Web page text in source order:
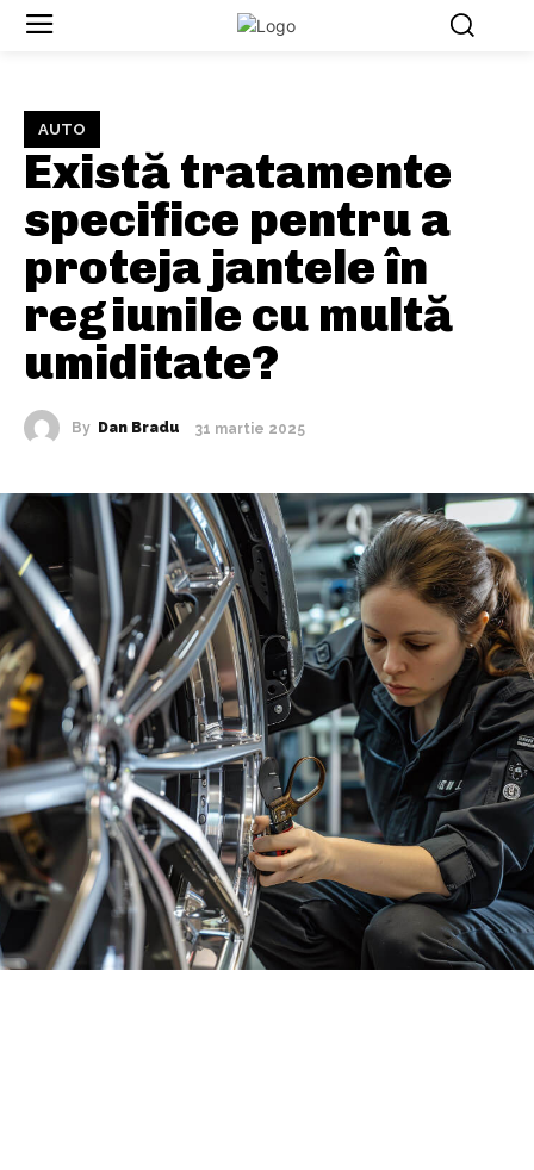
AUTO
Există tratamente
specifice pentru a
proteja jantele în
regiunile cu multă
umiditate?
By Dan Bradu 31 martie 2025